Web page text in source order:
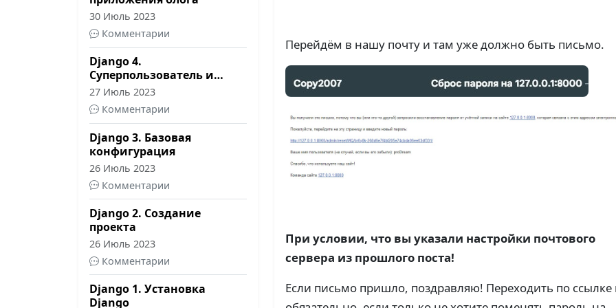
Перейдём в нашу почту и там уже должно быть письмо.
При условии, что вы указали настройки почтового
сервера из прошлого поста!
Если письмо пришло, поздравляю! Переходить по ссылке
30 Июль 2023
Комментарии
Django 4.
Суперпользователь и
первый запуск
27 Июль 2023
Комментарии
Django 3. Базовая
конфигурация
26 Июль 2023
Комментарии
Django 2. Создание
проекта
26 Июль 2023
Комментарии
Django 1. Установка
Django